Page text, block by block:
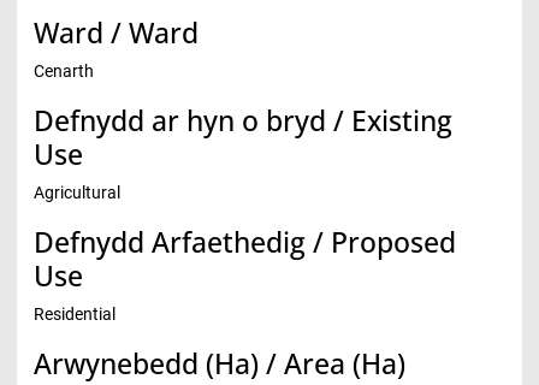
Ward / Ward
Cenarth
Defnydd ar hyn o bryd / Existing
Use
Agricultural
Defnydd Arfaethedig / Proposed
Use
Residential
Arwynebedd (Ha) / Area (Ha)